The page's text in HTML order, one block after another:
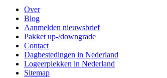
Over
Blog
Aanmelden nieuwsbrief
Pakket up-/downgrade
Contact
Dagbestedingen in Nederland
Logeerplekken in Nederland
Sitemap